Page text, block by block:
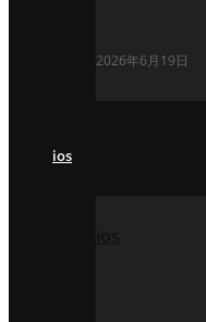
2026年6月19日
ios